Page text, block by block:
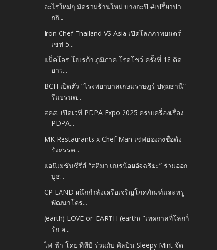
อะไรใหม่ๆ มัดรวมร้านใหม่ บางกะปิ #เปรี้ยวปา
กกิ...
Iron Chef Thailand VS Asia เปิดโลกภาพยนตร์
เชฟ 5...
แม็คโคร โฮเรก้า ภูมิภาค โรดโชว์ ครั้งที่ 18 ติด
อาว...
BCH เปิดตัว “โรงพยาบาลเกษมราษฎร์ ปทุมธานี”
รีแบรนด...
สคส. เปิดเวที PDPA Expo 2025 ครบเครื่องเรื่อง
PDPA...
MK Restaurants x Chef Man เชฟฮ่องกงชื่อดัง
รังสรรค...
แอนิเมชันซีรีส์ “สติมา เณรน้อยอัจฉริยะ” ร่วมออก
บูธ...
CP LAND ผนึกกำลังเครือเจริญโภคภัณฑ์และทรู
พัฒนาโคร...
(earth) LOVE on EARTH (earth) "เทศกาลที่โลกก็
รัก ค...
ไฟ-ฟ้า โดย ทีทีบี ร่วมกับ ศิลปิน Sleepy Mint จัด